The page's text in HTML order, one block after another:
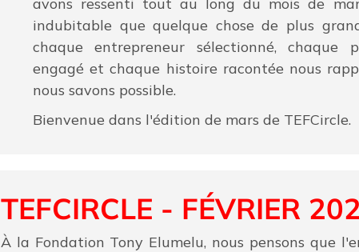
indubitable que quelque chose de plus
chaque entrepreneur sélectionné, chaque
engagé et chaque histoire racontée nous
nous savons possible.
Bienvenue dans l'édition de mars de TEFCircle.
TEFCIRCLE - FÉVRIER
À la Fondation Tony Elumelu, nous pensons que